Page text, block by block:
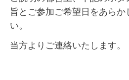
旨とご参加ご希望日をあらか
い。
当方よりご連絡いたします。